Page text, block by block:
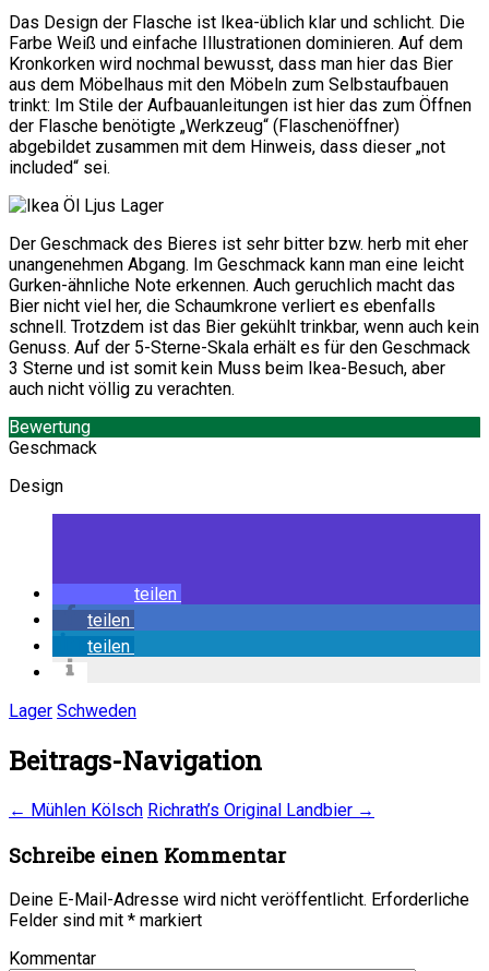
Das Design der Flasche ist Ikea-üblich klar und schlicht. Die
Farbe Weiß und einfache Illustrationen dominieren. Auf dem
Kronkorken wird nochmal bewusst, dass man hier das Bier
aus dem Möbelhaus mit den Möbeln zum Selbstaufbauen
trinkt: Im Stile der Aufbauanleitungen ist hier das zum Öffnen
der Flasche benötigte „Werkzeug“ (Flaschenöffner)
abgebildet zusammen mit dem Hinweis, dass dieser „not
included“ sei.
Der Geschmack des Bieres ist sehr bitter bzw. herb mit eher
unangenehmen Abgang. Im Geschmack kann man eine leicht
Gurken-ähnliche Note erkennen. Auch geruchlich macht das
Bier nicht viel her, die Schaumkrone verliert es ebenfalls
schnell. Trotzdem ist das Bier gekühlt trinkbar, wenn auch kein
Genuss. Auf der 5-Sterne-Skala erhält es für den Geschmack
3 Sterne und ist somit kein Muss beim Ikea-Besuch, aber
auch nicht völlig zu verachten.
Bewertung
Geschmack
Design
teilen
teilen
teilen
Lager Schweden
Beitrags-Navigation
← Mühlen Kölsch Richrath’s Original Landbier →
Schreibe einen Kommentar
Deine E-Mail-Adresse wird nicht veröffentlicht. Erforderliche
Felder sind mit * markiert
Kommentar